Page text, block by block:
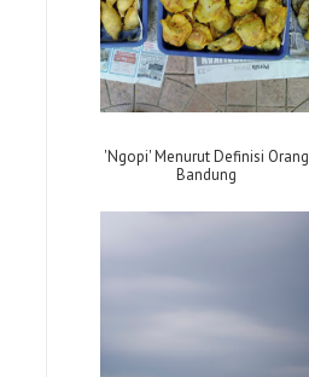
'Ngopi' Menurut Definisi Orang
Bandung